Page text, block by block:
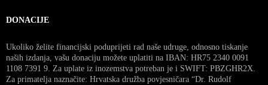
DONACIJE
Ukoliko želite financijski poduprijeti rad naše udruge, odnosno tiskanje
naših izdanja, vašu donaciju možete uplatiti na IBAN: HR75 2340 0091
1108 7391 9. Za uplate iz inozemstva potreban je i SWIFT: PBZGHR2X.
Za primatelja naznačite: Hrvatska družba povjesničara “Dr. Rudolf